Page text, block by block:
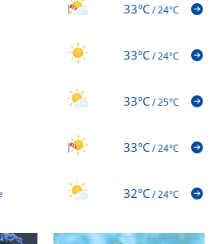
33°C/24°C
33°C/24°C
33°C/25°C
33°C/24°C
32°C/24°C